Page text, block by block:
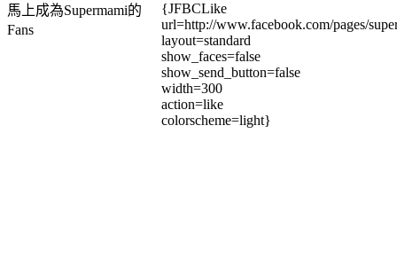
馬上成為Supermami的
Fans
{JFBCLike
url=http://www.facebook.com/pages/
layout=standard
show_faces=false
show_send_button=false
width=300
action=like
colorscheme=light}